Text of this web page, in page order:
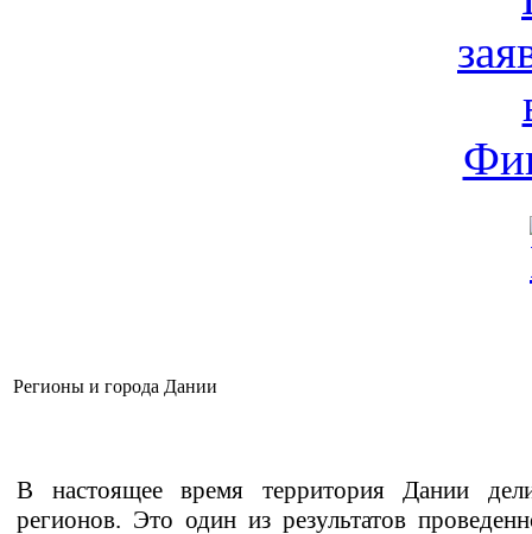
Регионы и города Дании
В настоящее время территория Дании
регионов. Это один из результатов